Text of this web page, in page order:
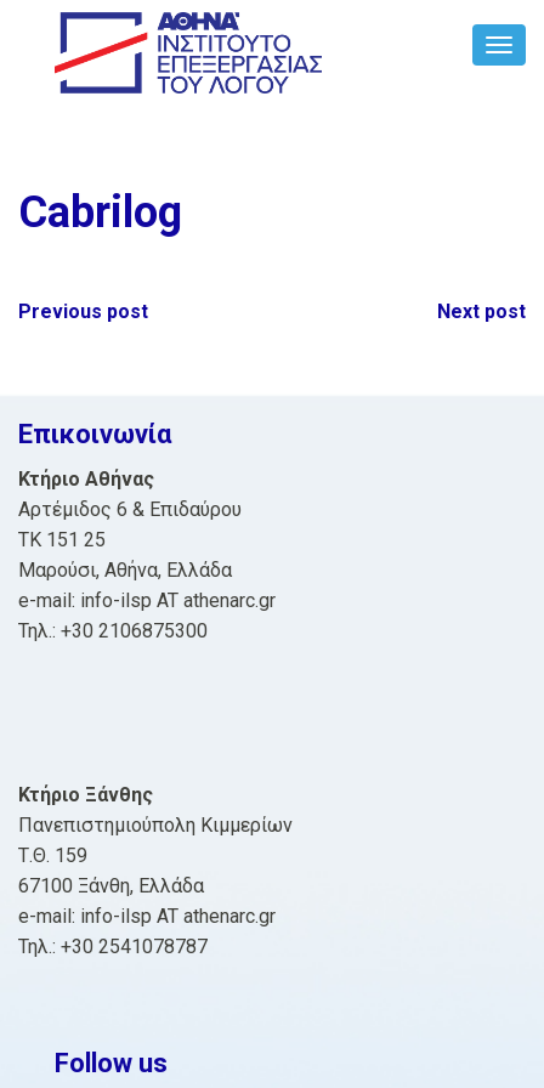
Cabrilog
Post
Previous post Next post
Επικοινωνία
Κτήριο Αθήνας
Αρτέμιδος 6 & Επιδαύρου
ΤΚ 151 25
Μαρούσι, Αθήνα, Ελλάδα
e-mail: info-ilsp AT athenarc.gr
Τηλ.: +30 2106875300
Κτήριο Ξάνθης
Πανεπιστημιούπολη Κιμμερίων
Τ.Θ. 159
67100 Ξάνθη, Ελλάδα
e-mail: info-ilsp AT athenarc.gr
Τηλ.: +30 2541078787
Follow us